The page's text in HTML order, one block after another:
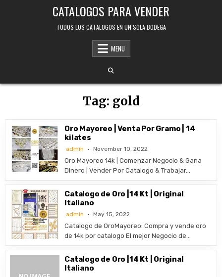
CATALOGOS PARA VENDER
TODOS LOS CATALOGOS EN UN SOLA BODEGA
MENU
Tag: gold
Oro Mayoreo | Venta Por Gramo | 14
kilates
admin November 10, 2022
Oro Mayoreo 14k | Comenzar Negocio & Gana
Dinero | Vender Por Catalogo & Trabajar…
Catalogo de Oro |14 Kt | Original
Italiano
admin May 15, 2022
​Catalogo de OroMayoreo: Compra y vende oro
de 14k por catalogo El mejor Negocio de…
Catalogo de Oro |14 Kt | Original
Italiano